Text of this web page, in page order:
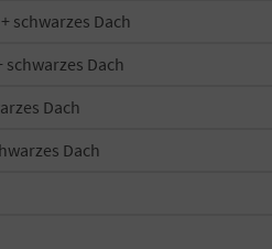
schwarzes Dach
Dach
Dach
Dach